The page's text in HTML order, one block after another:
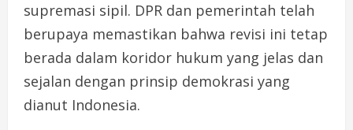
supremasi sipil. DPR dan pemerintah telah
berupaya memastikan bahwa revisi ini tetap
berada dalam koridor hukum yang jelas dan
sejalan dengan prinsip demokrasi yang
dianut Indonesia.